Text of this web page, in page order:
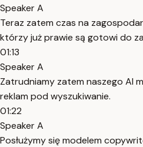
Speaker A
Teraz zatem czas na
którzy już prawie są gotowi do
01:13
Speaker A
Zatrudniamy zatem naszego AI
reklam pod wyszukiwanie.
01:22
Speaker A
Posłużymy się modelem